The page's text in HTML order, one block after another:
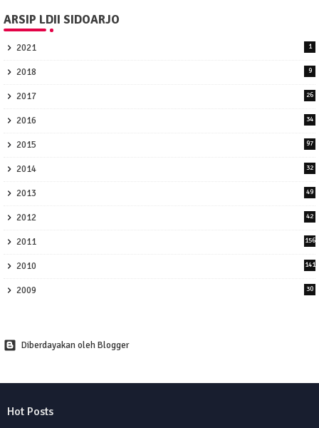
ARSIP LDII SIDOARJO
2021 1
2018 9
2017 26
2016 34
2015 97
2014 32
2013 49
2012 42
2011 156
2010 141
2009 30
Diberdayakan oleh Blogger
Hot Posts